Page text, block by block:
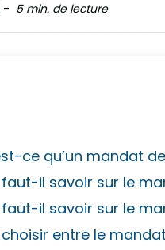
- 5 min. de lecture
ce qu’un mandat
faut-il savoir sur le
faut-il savoir sur le
choisir entre le